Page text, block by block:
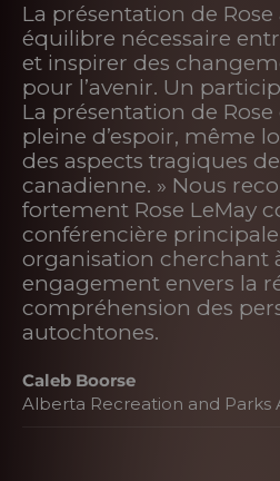
La présentation de
équilibre nécessaire
et inspirer des
pour l’avenir. Un
La présentation de
pleine d’espoir, même
des aspects tragiques
canadienne. » Nous
fortement Rose LeMay
conférencière
organisation cherchant
engagement envers la
compréhension des
autochtones.
Caleb Boorse
Alberta Recreation and Parks